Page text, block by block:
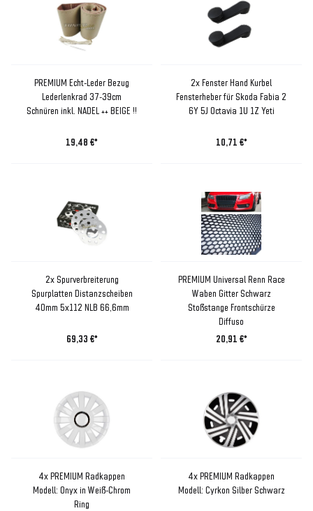
PREMIUM Echt-Leder Bezug
Lederlenkrad 37-39cm
Schnüren inkl. NADEL ++ BEIGE !!
19,48 €*
2x Fenster Hand Kurbel
Fensterheber für Skoda Fabia 2
6Y 5J Octavia 1U 1Z Yeti
10,71 €*
2x Spurverbreiterung
Spurplatten Distanzscheiben
40mm 5x112 NLB 66,6mm
69,33 €*
PREMIUM Universal Renn Race
Waben Gitter Schwarz
Stoßstange Frontschürze
Diffuso
20,91 €*
4x PREMIUM Radkappen
Modell: Onyx in Weiß-Chrom
Ring
4x PREMIUM Radkappen
Modell: Cyrkon Silber Schwarz